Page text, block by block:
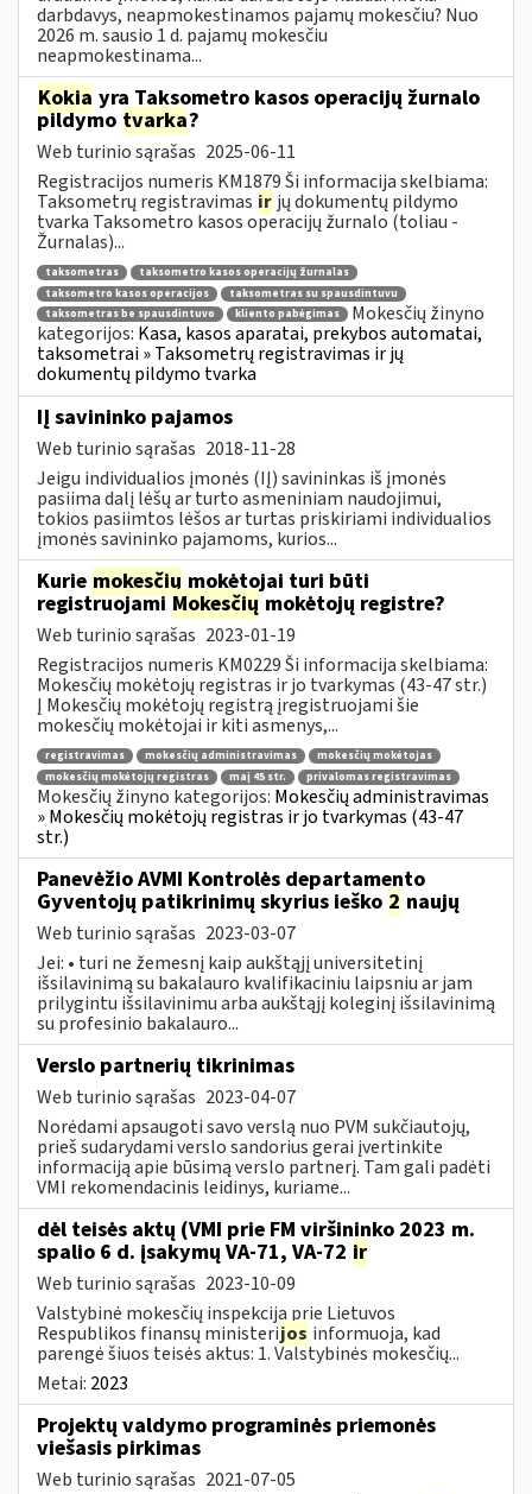
darbdavys, neapmokestinamos pajamų mokesčiu? Nuo
2026 m. sausio 1 d. pajamų mokesčiu
neapmokestinama...
Kokia yra Taksometro kasos operacijų žurnalo
pildymo tvarka?
Web turinio sąrašas 2025-06-11
Registracijos numeris KM1879 Ši informacija skelbiama:
Taksometrų registravimas ir jų dokumentų pildymo
tvarka Taksometro kasos operacijų žurnalo (toliau -
Žurnalas)...
taksometras
taksometro kasos operacijų žurnalas
taksometro kasos operacijos
taksometras su spausdintuvu
taksometras be spausdintuvo
kliento pabėgimas
Mokesčių žinyno
kategorijos: Kasa, kasos aparatai, prekybos automatai,
taksometrai » Taksometrų registravimas ir jų
dokumentų pildymo tvarka
IĮ savininko pajamos
Web turinio sąrašas 2018-11-28
Jeigu individualios įmonės (IĮ) savininkas iš įmonės
pasiima dalį lėšų ar turto asmeniniam naudojimui,
tokios pasiimtos lėšos ar turtas priskiriami individualios
įmonės savininko pajamoms, kurios...
Kurie mokesčių mokėtojai turi būti
registruojamiMokesčių mokėtojų registre?
Web turinio sąrašas 2023-01-19
Registracijos numeris KM0229 Ši informacija skelbiama:
Mokesčių mokėtojų registras ir jo tvarkymas (43-47 str.)
Į Mokesčių mokėtojų registrą įregistruojami šie
mokesčių mokėtojai ir kiti asmenys,...
registravimas mokesčių administravimas
mokesčių mokėtojas
mokesčių mokėtojų registras
maį 45 str. privalomas registravimas
Mokesčių žinyno kategorijos: Mokesčių administravimas
» Mokesčių mokėtojų registras ir jo tvarkymas (43-47
str.)
Panevėžio AVMI Kontrolės departamento
Gyventojų patikrinimų skyrius ieško 2 naujų
Web turinio sąrašas 2023-03-07
Jei: • turi ne žemesnį kaip aukštąjį universitetinį
išsilavinimą su bakalauro kvalifikaciniu laipsniu ar jam
prilygintu išsilavinimu arba aukštąjį koleginį išsilavinimą
su profesinio bakalauro...
Verslo partnerių tikrinimas
Web turinio sąrašas 2023-04-07
Norėdami apsaugoti savo verslą nuo PVM sukčiautojų,
prieš sudarydami verslo sandorius gerai įvertinkite
informaciją apie būsimą verslo partnerį. Tam gali padėti
VMI rekomendacinis leidinys, kuriame...
dėl teisės aktų (VMI prie FM viršininko 2023 m.
spalio 6 d. įsakymų VA-71, VA-72 ir
Web turinio sąrašas 2023-10-09
Valstybinė mokesčių inspekcija prie Lietuvos
Respublikos finansų ministerijos informuoja, kad
parengė šiuos teisės aktus: 1. Valstybinės mokesčių...
Metai: 2023
Projektų valdymo programinės priemonės
viešasis pirkimas
Web turinio sąrašas 2021-07-05